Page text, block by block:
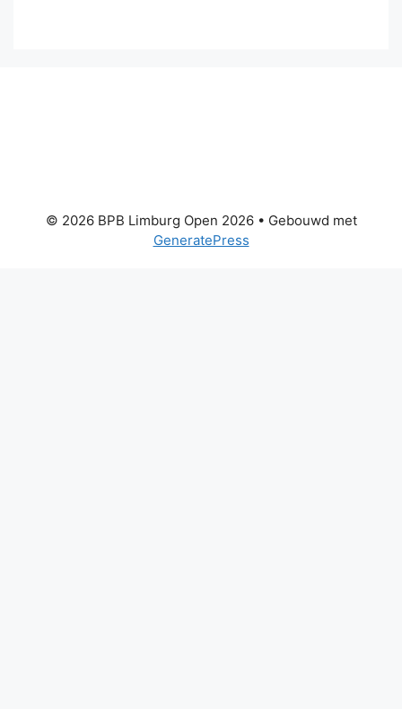
© 2026 BPB Limburg Open 2026• Gebouwd met
GeneratePress